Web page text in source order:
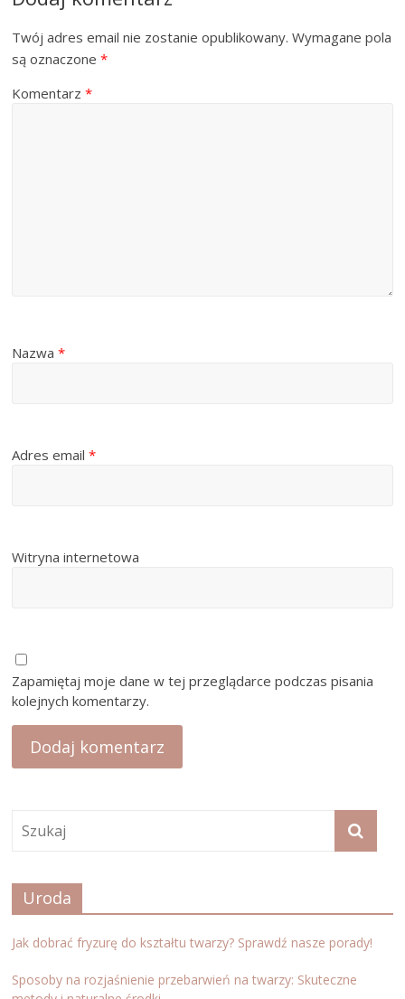
Twój adres email nie zostanie opublikowany. Wymagane pola
są oznaczone*
Komentarz*
Nazwa*
Adres email*
Witryna internetowa
Zapamiętaj moje dane w tej przeglądarce podczas pisania
kolejnych komentarzy.
Uroda
Jak dobrać fryzurę do kształtu twarzy? Sprawdź nasze porady!
Sposoby na rozjaśnienie przebarwień na twarzy: Skuteczne